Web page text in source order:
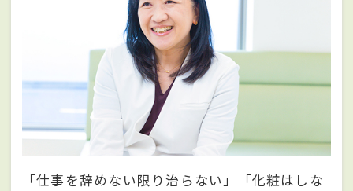
「仕事を辞めない限り治らない」「化粧はしな